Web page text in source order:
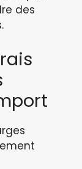
des